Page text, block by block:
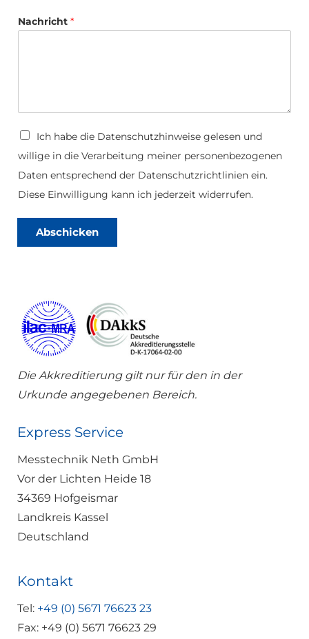
h
a
d
Nachricht *
D
t
e
n
s
h
t
Ich habe die Datenschutzhinweise gelesen und
willige in die Verarbeitung meiner personenbezogenen
Daten entsprechend der Datenschutzrichtlinien ein.
Diese Einwilligung kann ich jederzeit widerrufen.
Abschicken
Die Akkreditierung gilt nur für den in der
Urkunde angegebenen Bereich.
Express Service
Messtechnik Neth GmbH
Vor der Lichten Heide 18
34369 Hofgeismar
Landkreis Kassel
Deutschland
Kontakt
Tel: +49 (0) 5671 76623 23
Fax: +49 (0) 5671 76623 29